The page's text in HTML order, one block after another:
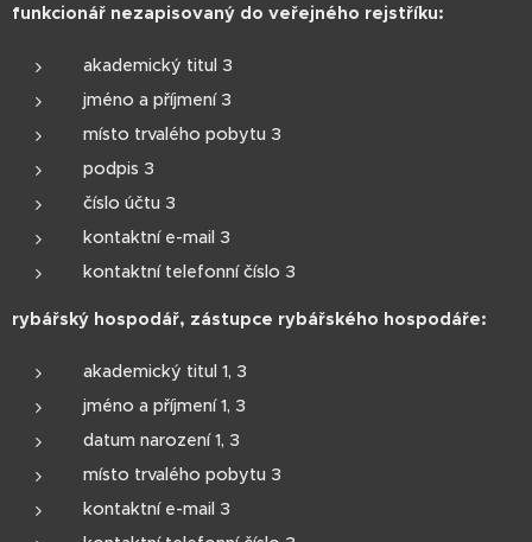
funkcionář nezapisovaný do veřejného rejstříku:
akademický titul 3
jméno a příjmení 3
místo trvalého pobytu 3
podpis 3
číslo účtu 3
kontaktní e-mail 3
kontaktní telefonní číslo 3
rybářský hospodář, zástupce rybářského hospodáře:
akademický titul 1, 3
jméno a příjmení 1, 3
datum narození 1, 3
místo trvalého pobytu 3
kontaktní e-mail 3